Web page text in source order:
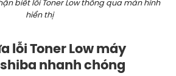
biết lỗi Toner Low thông qua màn hình
hiển thị
lỗi Toner Low máy
nhanh chóng